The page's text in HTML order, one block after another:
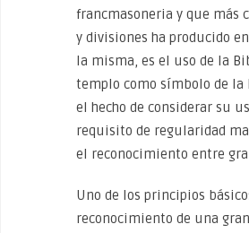
francmasoneria y que más
y divisiones ha producido
la misma, es el uso de la
templo como símbolo de la
el hecho de considerar su
requisito de regularidad
el reconocimiento entre
Uno de los principios
reconocimiento de una